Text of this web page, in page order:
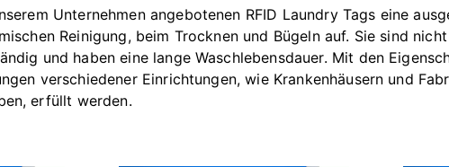
Unternehmen angebotenen RFID Laundry Tags eine
Reinigung, beim Trocknen und Bügeln auf. Sie sind
und haben eine lange Waschlebensdauer. Mit den
verschiedener Einrichtungen, wie Krankenhäusern und
erfüllt werden.